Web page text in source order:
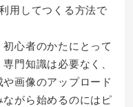
用してつくる方法で
心者のかたにとって
門知識は必要なく、
画像のアップロード
がら始めるのにはピ